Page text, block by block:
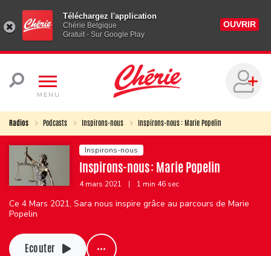
Téléchargez l'application
Chérie Belgique
Gratuit - Sur Google Play
OUVRIR
MENU
Radios Podcasts Inspirons-nous Inspirons-nous : Marie Popelin
Inspirons-nous
Inspirons-nous : Marie Popelin
4 mars 2021 | 1 min 46 sec
Ce 4 Mars 2021, Sara nous inspire grâce au parcours de Marie
Popelin
Ecouter